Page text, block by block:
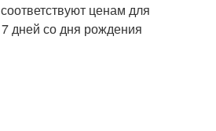
ценам для
дней со дня рождения